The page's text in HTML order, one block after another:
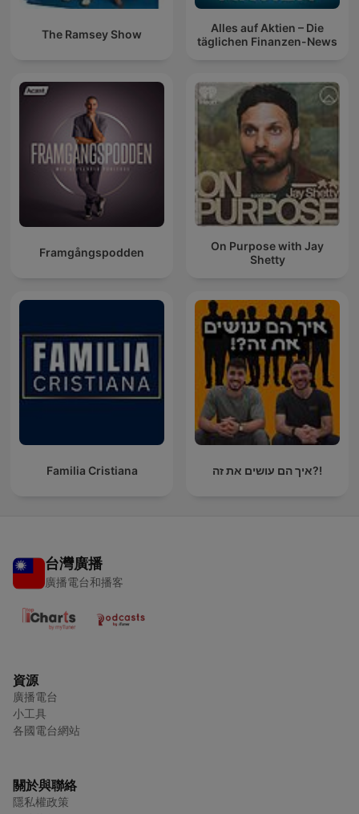
The Ramsey Show
Alles auf Aktien – Die
täglichen Finanzen-News
Framgångspodden
On Purpose with Jay
Shetty
Familia Cristiana איך הם עושים את זה?!
台灣廣播
廣播電台和播客
資源
廣播電台
小工具
各國電台網站
關於與聯絡
隱私權政策